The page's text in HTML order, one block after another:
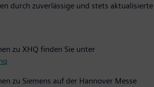
durch zuverlässige und stets aktualisierte
zu XHQ finden Sie unter
zu Siemens auf der Hannover Messe